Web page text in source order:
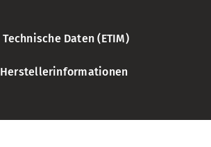
Technische Daten (ETIM)
Herstellerinformationen